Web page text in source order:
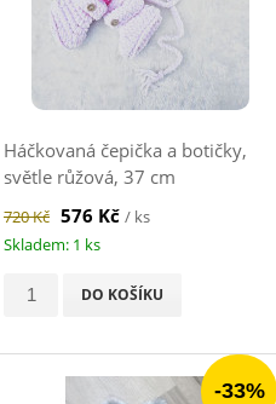
Háčkovaná čepička a botičky,
světle růžová, 37 cm
720 Kč 576 Kč / ks
Skladem: 1 ks
DO KOŠÍKU
-33%